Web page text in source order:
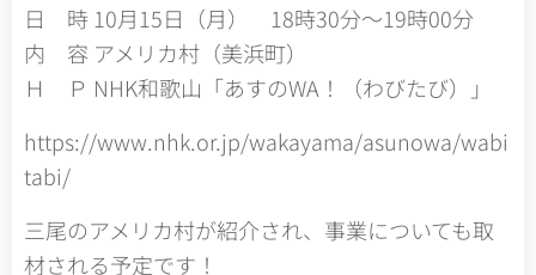
日 時 10月15日（月） 18時30分～19時00分
内 容 アメリカ村（美浜町）
Ｈ Ｐ NHK和歌山「あすのWA！（わびたび）」
https://www.nhk.or.jp/wakayama/asunowa/wabi
tabi/
三尾のアメリカ村が紹介され、事業についても取
材される予定です！